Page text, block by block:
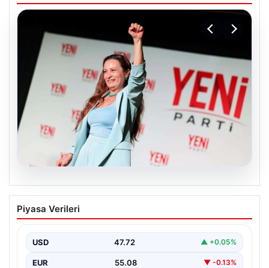
Yeni Parti Manisa İl Başkanı İlksen
Özalper Rüşvet Soruşturması
Manisa'da devam eden rüşvet soruşturması önemli bir
Piyasa Verileri
USD 47.72 ▲ +0.05%
EUR 55.08 ▼ -0.13%